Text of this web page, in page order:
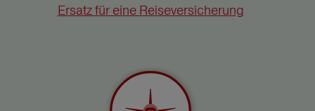
Ersatz für eine Reiseversicherung